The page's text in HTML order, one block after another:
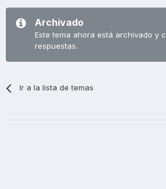
Archivado
Este tema ahora está archivado y
respuestas.
Ir a la lista de temas